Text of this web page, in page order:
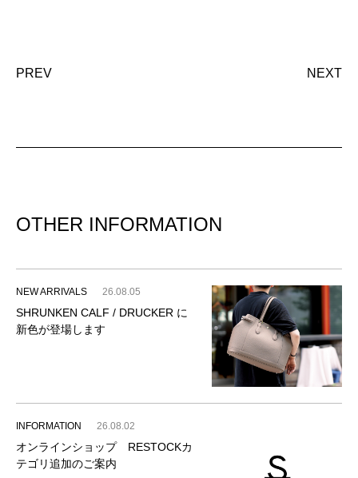
PREV NEXT
OTHER INFORMATION
NEW ARRIVALS 26.08.05
SHRUNKEN CALF / DRUCKER に
新色が登場します
INFORMATION 26.08.02
オンラインショップ RESTOCKカ
テゴリ追加のご案内